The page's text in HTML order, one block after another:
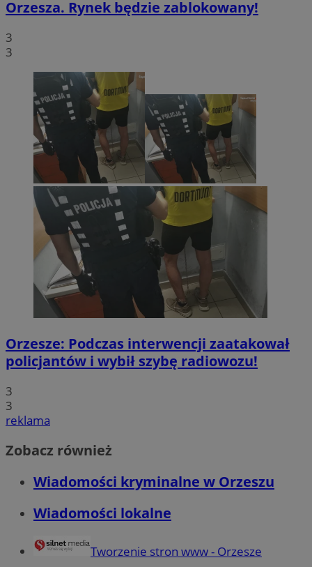
Orzesza. Rynek będzie zablokowany!
3
3
Orzesze: Podczas interwencji zaatakował
policjantów i wybił szybę radiowozu!
3
3
reklama
Zobacz również
Wiadomości kryminalne w Orzeszu
Wiadomości lokalne
Tworzenie stron www - Orzesze